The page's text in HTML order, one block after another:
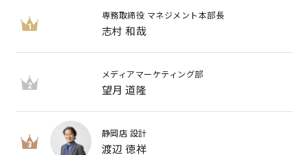
1
専務取締役 マネジメント本部長
志村 和哉
2
メディアマーケティング部
望月 道隆
3
静岡店 設計
渡辺 徳祥